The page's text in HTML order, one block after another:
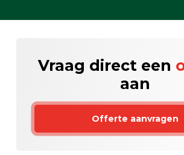
Vraag direct een
aan
Offerte aanvragen